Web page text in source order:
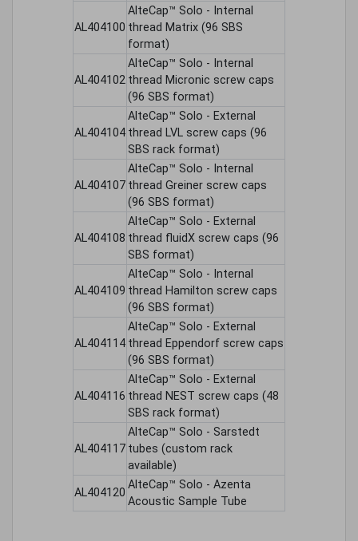
AL404100
AlteCap™ Solo - Internal
thread Matrix (96 SBS
format)
AL404102
AlteCap™ Solo - Internal
thread Micronic screw caps
(96 SBS format)
AL404104
AlteCap™ Solo - External
thread LVL screw caps (96
SBS rack format)
AL404107
AlteCap™ Solo - Internal
thread Greiner screw caps
(96 SBS format)
AL404108
AlteCap™ Solo - External
thread fluidX screw caps (96
SBS format)
AL404109
AlteCap™ Solo - Internal
thread Hamilton screw caps
(96 SBS format)
AL404114
AlteCap™ Solo - External
thread Eppendorf screw caps
(96 SBS format)
AL404116
AlteCap™ Solo - External
thread NEST screw caps (48
SBS rack format)
AL404117
AlteCap™ Solo - Sarstedt
tubes (custom rack
available)
AL404120
AlteCap™ Solo - Azenta
Acoustic Sample Tube